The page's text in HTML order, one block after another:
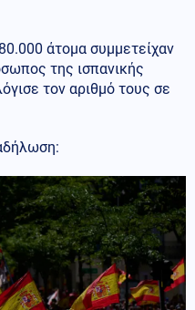
άτομα συμμετείχαν
της ισπανικής
τον αριθμό τους σε